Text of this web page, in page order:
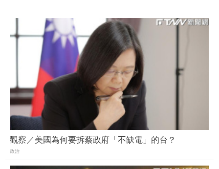
觀察／美國為何要拆蔡政府「不缺電」的台？
政治